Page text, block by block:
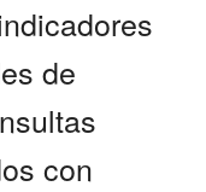
de
con